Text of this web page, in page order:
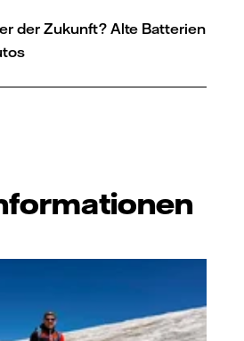
der Zukunft? Alte Batterien